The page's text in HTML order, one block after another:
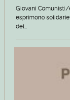
Giovani
esprimono
del…